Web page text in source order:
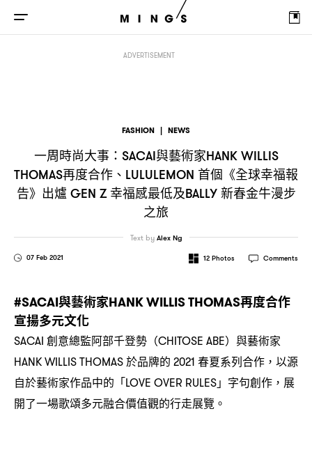
ADVERTISEMENT
FASHION | NEWS
一周時尚大事：SACAI與藝術家HANK WILLIS
THOMAS再度合作、 LULULEMON 首個《全球幸福報
告》出爐GEN Z幸福感最低及BALLY新春金牛漫步
之旅
07 Feb 2021
Text by Alex Ng
12 Photos Comments
#SACAI與藝術家HANK WILLIS THOMAS再度合作
宣揚多元文化
SACAI 創意總監阿部千登勢 （CHITOSE ABE） 與藝術家
HANK WILLIS THOMAS於品牌的 2021 春夏系列合作 ， 以源
自於藝術家作品中的「LOVE OVER RULES」字句創作 ， 展
開了一場歌頌多元融合價值觀的行走展覽。
與藝術家 HANK WILLIS THOMAS LULULEMON